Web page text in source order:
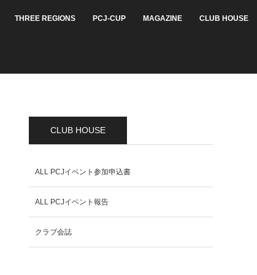
THREE REGIONS PCJ-CUP MAGAZINE CLUB HOUSE
CLUB HOUSE
ALL PCJイベント参加申込書
ALL PCJイベント報告
クラブ会誌